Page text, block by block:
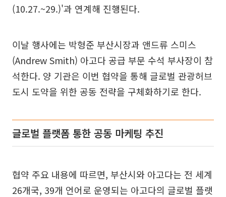
(10.27.~29.)'과 연계해 진행된다.
이날 행사에는 박형준 부산시장과 앤드류 스미스
(Andrew Smith) 아고다 공급 부문 수석 부사장이 참
석한다. 양 기관은 이번 협약을 통해 글로벌 관광허브
도시 도약을 위한 공동 전략을 구체화하기로 한다.
글로벌 플랫폼 통한 공동 마케팅 추진
협약 주요 내용에 따르면, 부산시와 아고다는 전 세계
26개국, 39개 언어로 운영되는 아고다의 글로벌 플랫